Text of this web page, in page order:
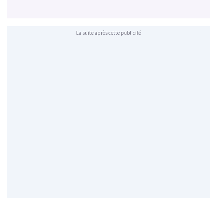
La suite après cette publicité